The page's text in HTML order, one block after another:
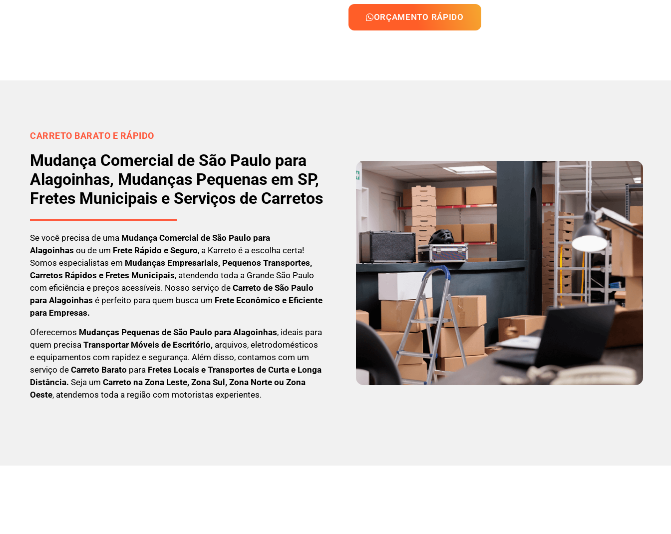
ORÇAMENTO RÁPIDO
CARRETO BARATO E RÁPIDO
Mudança Comercial de São Paulo para
Alagoinhas, Mudanças Pequenas em SP,
Fretes Municipais e Serviços de Carretos
Se você precisa de uma Mudança Comercial de São Paulo para
Alagoinhas ou de um Frete Rápido e Seguro, a Karreto é a escolha certa!
Somos especialistas em Mudanças Empresariais, Pequenos Transportes,
Carretos Rápidos e Fretes Municipais, atendendo toda a Grande São Paulo
com eficiência e preços acessíveis. Nosso serviço de Carreto de São Paulo
para Alagoinhas é perfeito para quem busca um Frete Econômico e Eficiente
para Empresas.
Oferecemos Mudanças Pequenas de São Paulo para Alagoinhas, ideais para
quem precisa Transportar Móveis de Escritório, arquivos, eletrodomésticos
e equipamentos com rapidez e segurança. Além disso, contamos com um
serviço de Carreto Barato para Fretes Locais e Transportes de Curta e Longa
Distância. Seja um Carreto na Zona Leste, Zona Sul, Zona Norte ou Zona
Oeste, atendemos toda a região com motoristas experientes.